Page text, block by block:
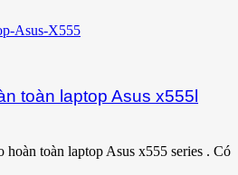
toàn laptop Asus x555l
toàn laptop Asus x555 series . Có